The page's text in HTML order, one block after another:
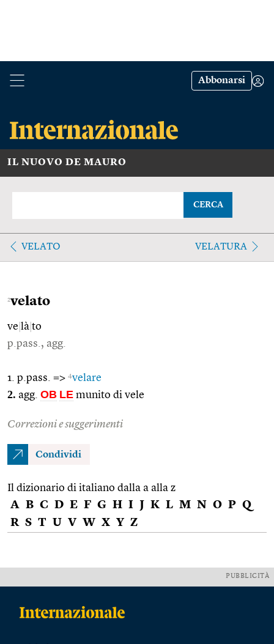
Abbonarsi
IL NUOVO DE MAURO
CERCA
VELATO VELATURA
2velato
ve là to
p.pass., agg.
1. p.pass. => 4velare
2. agg. OB LE munito di vele
Correzioni e suggerimenti
Condividi
Il dizionario di italiano dalla a alla z
A B C D E F G H I J K L M N O P Q
R S T U V W X Y Z
PUBBLICITÀ